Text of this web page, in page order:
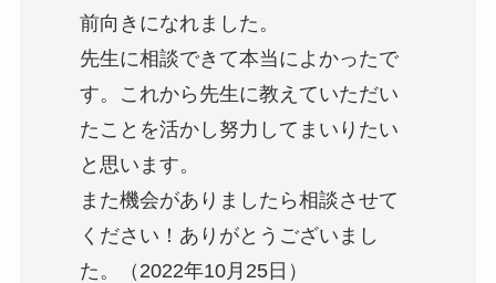
前向きになれました。
先生に相談できて本当によかったで
す。これから先生に教えていただい
たことを活かし努力してまいりたい
と思います。
また機会がありましたら相談させて
ください！ありがとうございまし
た。（2022年10月25日）